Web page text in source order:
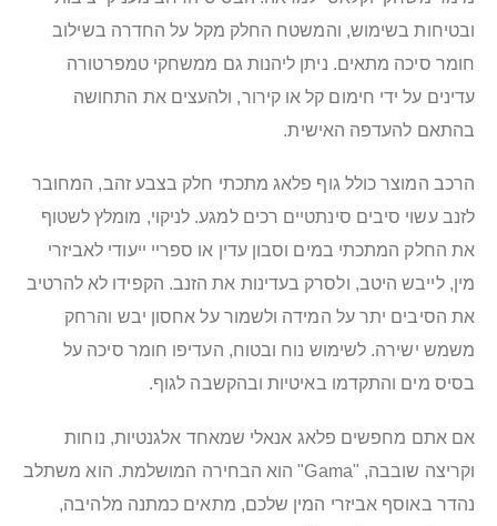
ובטיחות בשימוש, והמשטח החלק מקל על החדרה בשילוב
חומר סיכה מתאים. ניתן ליהנות גם ממשחקי טמפרטורה
עדינים על ידי חימום קל או קירור, ולהעצים את התחושה
בהתאם להעדפה האישית.
הרכב המוצר כולל גוף פלאג מתכתי חלק בצבע זהב, המחובר
לזנב עשוי סיבים סינתטיים רכים למגע. לניקוי, מומלץ לשטוף
את החלק המתכתי במים וסבון עדין או ספריי ייעודי לאביזרי
מין, לייבש היטב, ולסרק בעדינות את הזנב. הקפידו לא להרטיב
את הסיבים יתר על המידה ולשמור על אחסון יבש והרחק
משמש ישירה. לשימוש נוח ובטוח, העדיפו חומר סיכה על
בסיס מים והתקדמו באיטיות ובהקשבה לגוף.
אם אתם מחפשים פלאג אנאלי שמאחד אלגנטיות, נוחות
וקריצה שובבה, "Gama" הוא הבחירה המושלמת. הוא משתלב
נהדר באוסף אביזרי המין שלכם, מתאים כמתנה מלהיבה,